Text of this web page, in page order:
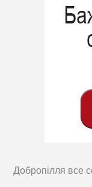
Добропілля все